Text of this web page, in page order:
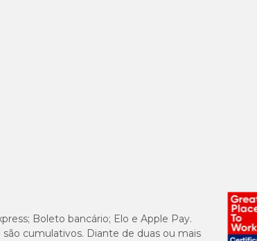
Boleto bancário; Elo e Apple Pay.
cumulativos. Diante de duas ou mais